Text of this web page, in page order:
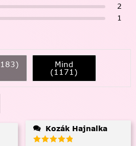
2
1
183) Mind
(1171)
Kozák Hajnalka